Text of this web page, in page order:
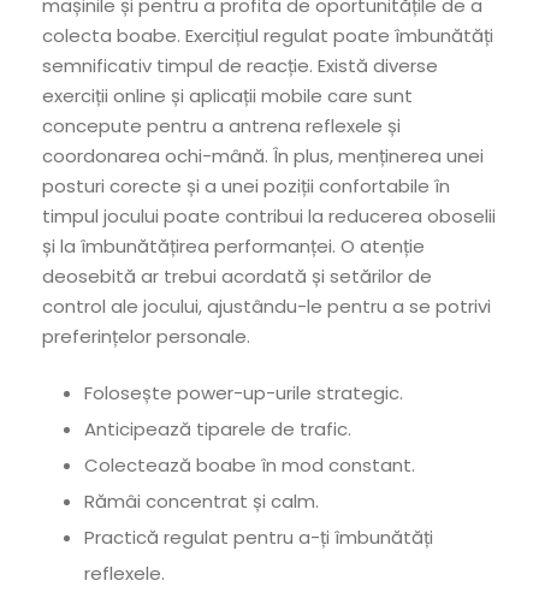
colecta boabe. Exercițiul regulat poate îmbunătăți
semnificativ timpul de reacție. Există diverse
exerciții online și aplicații mobile care sunt
concepute pentru a antrena reflexele și
coordonarea ochi-mână. În plus, menținerea unei
posturi corecte și a unei poziții confortabile în
timpul jocului poate contribui la reducerea oboselii
și la îmbunătățirea performanței. O atenție
deosebită ar trebui acordată și setărilor de
control ale jocului, ajustându-le pentru a se potrivi
preferințelor personale.
Folosește power-up-urile strategic.
Anticipează tiparele de trafic.
Colectează boabe în mod constant.
Rămâi concentrat și calm.
Practică regulat pentru a-ți îmbunătăți
reflexele.